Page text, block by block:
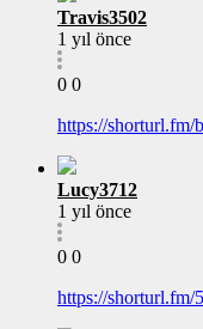
Travis3502
1 yıl önce
0 0
https://shorturl.fm/
Lucy3712
1 yıl önce
0 0
https://shorturl.fm/